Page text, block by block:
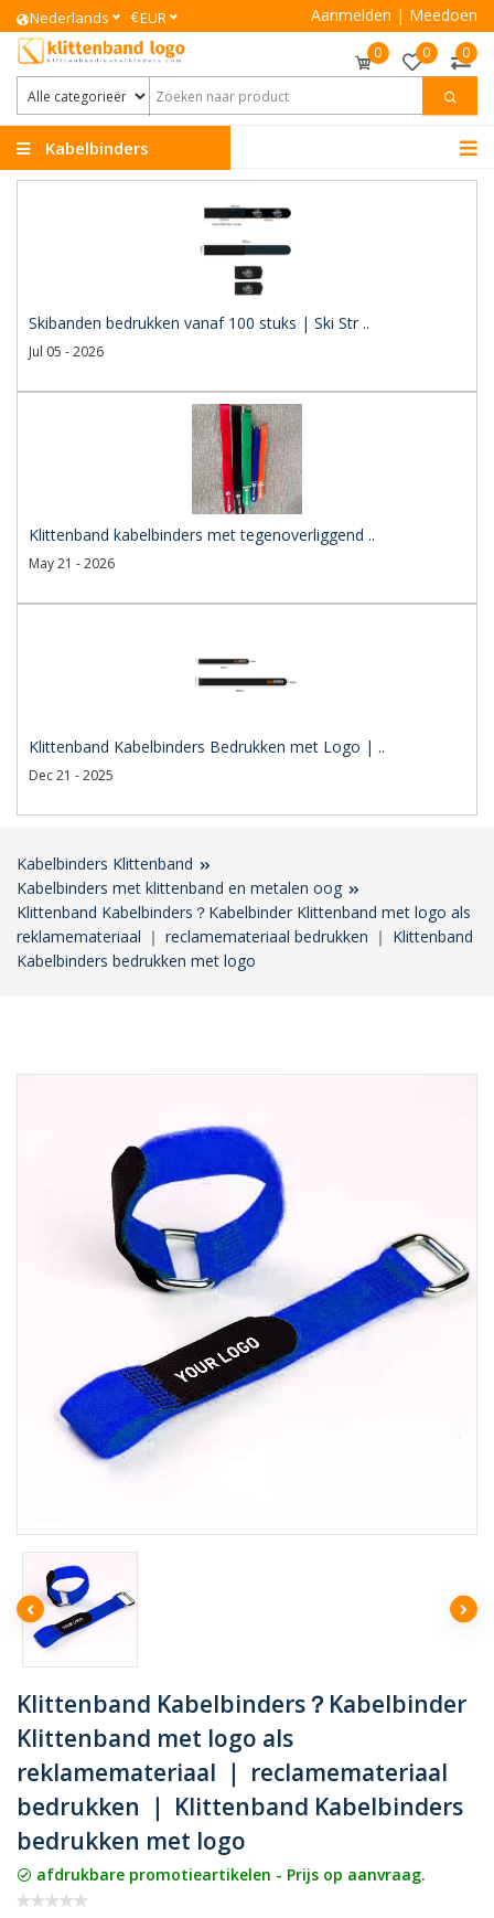
Nederlands €EUR Aanmelden | Meedoen
0 0 0
Kabelbinders
Skibanden bedrukken vanaf 100 stuks | Ski Str ..
Jul 05 - 2026
Klittenband kabelbinders met tegenoverliggend ..
May 21 - 2026
Klittenband Kabelbinders Bedrukken met Logo | ..
Dec 21 - 2025
Kabelbinders Klittenband
Kabelbinders met klittenband en metalen oog
Klittenband Kabelbinders？Kabelbinder Klittenband met logo als
reklamemateriaal ｜ reclamemateriaal bedrukken ｜ Klittenband
Kabelbinders bedrukken met logo
Klittenband Kabelbinders？Kabelbinder
Klittenband met logo als
reklamemateriaal ｜ reclamemateriaal
bedrukken ｜ Klittenband Kabelbinders
bedrukken met logo
afdrukbare promotieartikelen - Prijs op aanvraag.